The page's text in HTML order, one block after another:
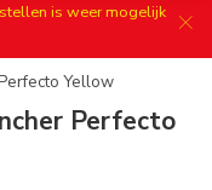
is weer mogelijk
Yellow
Perfecto